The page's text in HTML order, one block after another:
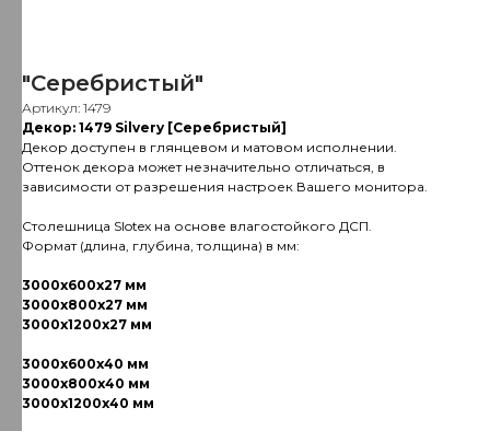
"Серебристый"
Артикул: 1479
Декор: 1479 Silvery [Серебристый]
Декор доступен в глянцевом и матовом исполнении.
Оттенок декора может незначительно отличаться, в
зависимости от разрешения настроек Вашего монитора.
Столешница Slotex на основе влагостойкого ДСП.
Формат (длина, глубина, толщина) в мм:
3000х600х27 мм
3000х800х27 мм
3000х1200х27 мм
3000х600х40 мм
3000х800х40 мм
3000х1200х40 мм